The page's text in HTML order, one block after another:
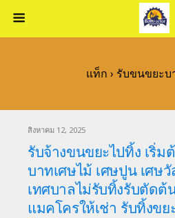
แท็ก › รับขนขยะบ
สิงหาคม 12, 2025
รับจ้างขนขยะไปทิ้ง เริ่ม
บาทเศษไม้ เศษปูน เศษ
เทศบาลไม่รับทิ้งรับตัดต้
แมคโครให้เช่า รับทิ้งขย